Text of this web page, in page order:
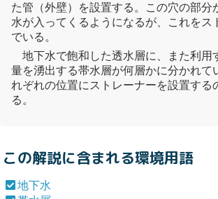
た管（外壁）を設置する。この穴の部分
水が入ってくるようになるが、これをス
でいる。
地下水で飽和した透水層に、また利用
量を湧出する帯水層が何層かに分かれて
れぞれの位置にストレーナーを設置する
る。
この解説に含まれる環境用語
地下水